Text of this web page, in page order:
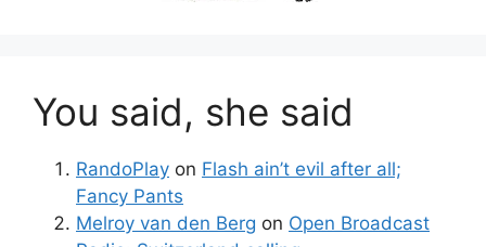
You said, she said
RandoPlay on Flash ain’t evil after all;
Fancy Pants
Melroy van den Berg on Open Broadcast